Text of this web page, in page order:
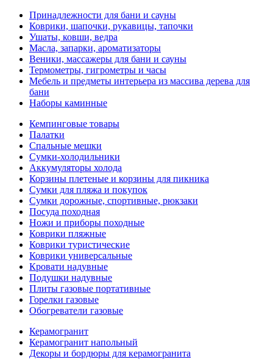
Принадлежности для бани и сауны
Коврики, шапочки, рукавицы, тапочки
Ушаты, ковши, ведра
Масла, запарки, ароматизаторы
Веники, массажеры для бани и сауны
Термометры, гигрометры и часы
Мебель и предметы интерьера из массива дерева для
бани
Наборы каминные
Кемпинговые товары
Палатки
Спальные мешки
Сумки-холодильники
Аккумуляторы холода
Корзины плетеные и корзины для пикника
Сумки для пляжа и покупок
Сумки дорожные, спортивные, рюкзаки
Посуда походная
Ножи и приборы походные
Коврики пляжные
Коврики туристические
Коврики универсальные
Кровати надувные
Подушки надувные
Плиты газовые портативные
Горелки газовые
Обогреватели газовые
Керамогранит
Керамогранит напольный
Декоры и бордюры для керамогранита